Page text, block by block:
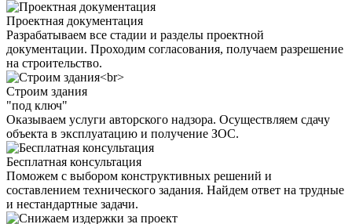
Проектная документация
Разрабатываем все стадии и разделы проектной
документации. Проходим согласования, получаем разрешение
на строительство.
Строим здания
"под ключ"
Оказываем услуги авторского надзора. Осуществляем сдачу
объекта в эксплуатацию и получение ЗОС.
Бесплатная консультация
Поможем с выбором конструктивных решений и
составлением технического задания. Найдем ответ на трудные
и нестандартные задачи.